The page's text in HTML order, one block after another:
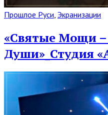
Read
Post
Прошлое Руси, Экранизации
«Святые Мощи –
Души»_Студия